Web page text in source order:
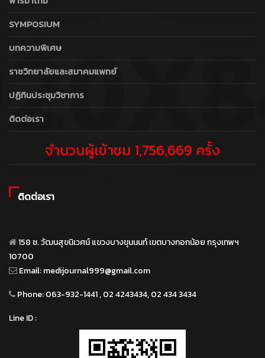
SYMPOSIUM
บทความพิเศษ
ราชวิทยาลัยและสมาคมแพทย์
ปฏิทินประชุมวิชาการ
ติดต่อเรา
จำนวนผู้เข้าชม 1,756,669 ครั้ง
ติดต่อเรา
158 ซ. วัฒนสุขนิเวศน์ แขวงบางขุนนนท์ เขตบางกอกน้อย กรุงเทพฯ
10700
Email:medijournal999@gmail.com
Phone:063-932-1441 , 02 4243434, 02 434 3434
Line ID :